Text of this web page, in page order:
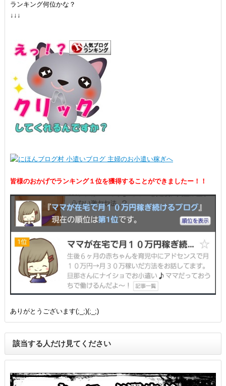
ランキング何位かな？
↓↓↓
皆様のおかげでランキング１位を獲得することができましたー！！
ありがとうございます(;_;)(;_;)
該当する人だけ見てください